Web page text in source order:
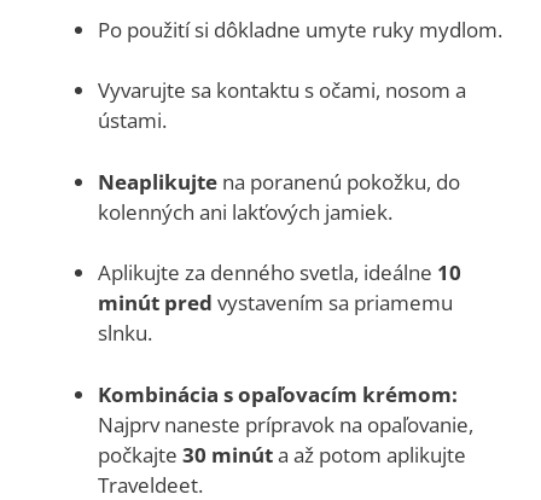
Po použití si dôkladne umyte ruky mydlom.
Vyvarujte sa kontaktu s očami, nosom a
ústami.
Neaplikujte na poranenú pokožku, do
kolenných ani lakťových jamiek.
Aplikujte za denného svetla, ideálne 10
minút pred vystavením sa priamemu
slnku.
Kombinácia s opaľovacím krémom:
Najprv naneste prípravok na opaľovanie,
počkajte 30 minúta až potom aplikujte
Traveldeet.